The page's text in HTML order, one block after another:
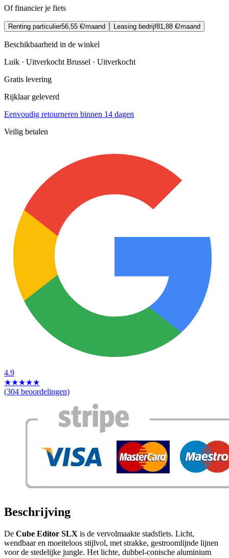
Of financier je fiets
Renting particulier56,55 €/maand Leasing bedrijf81,88 €/maand
Beschikbaarheid in de winkel
Luik · Uitverkocht Brussel · Uitverkocht
Gratis levering
Rijklaar geleverd
Eenvoudig retourneren binnen 14 dagen
Veilig betalen
4.9
★★★★★
(304 beoordelingen)
Beschrijving
De Cube Editor SLX is de vervolmaakte stadsfiets. Licht,
wendbaar en moeiteloos stijlvol, met strakke, gestroomlijnde lijnen
voor de stedelijke jungle. Het lichte, dubbel-conische aluminium